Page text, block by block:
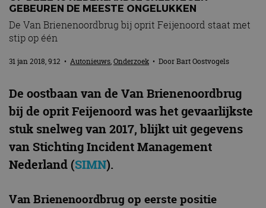
GEBEUREN DE MEESTE ONGELUKKEN
De Van Brienenoordbrug bij oprit Feijenoord staat met
stip op één
31 jan 2018, 9:12 • Autonieuws,Onderzoek • DoorBart Oostvogels
De oostbaan van de Van Brienenoordbrug
bij de oprit Feijenoord was het gevaarlijkste
stuk snelweg van 2017, blijkt uit gegevens
van Stichting Incident Management
Nederland (SIMN).
Van Brienenoordbrug op eerste positie